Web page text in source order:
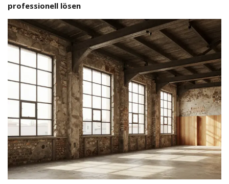
professionell lösen